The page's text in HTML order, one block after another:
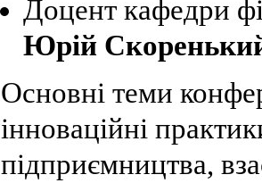
Доцент кафедри
Юрій
Основні теми
інноваційні
підприємництва,